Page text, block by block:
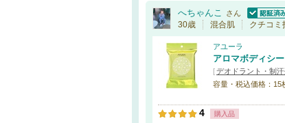
へちゃんこ
さん
認証済
30歳 混合肌 クチコミ
アユーラ
アロマボディシー
[デオドラント・制
容量・税込価格：15
4 購入品